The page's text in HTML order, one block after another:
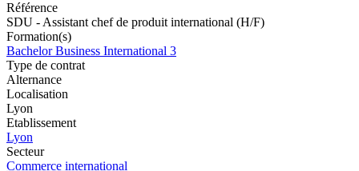
Référence
SDU - Assistant chef de produit international (H/F)
Formation(s)
Bachelor Business International 3
Type de contrat
Alternance
Localisation
Lyon
Etablissement
Lyon
Secteur
Commerce international